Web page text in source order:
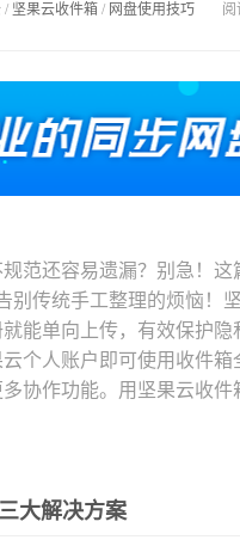
/ 坚果云收件箱 / 网盘使用技巧 阅
范还容易遗漏？别急！这
别传统手工整理的烦恼！
能单向上传，有效保护隐
个人账户即可使用收件箱
协作功能。用坚果云收件
大解决方案